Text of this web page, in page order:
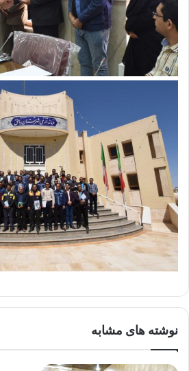
نوشته های مشابه